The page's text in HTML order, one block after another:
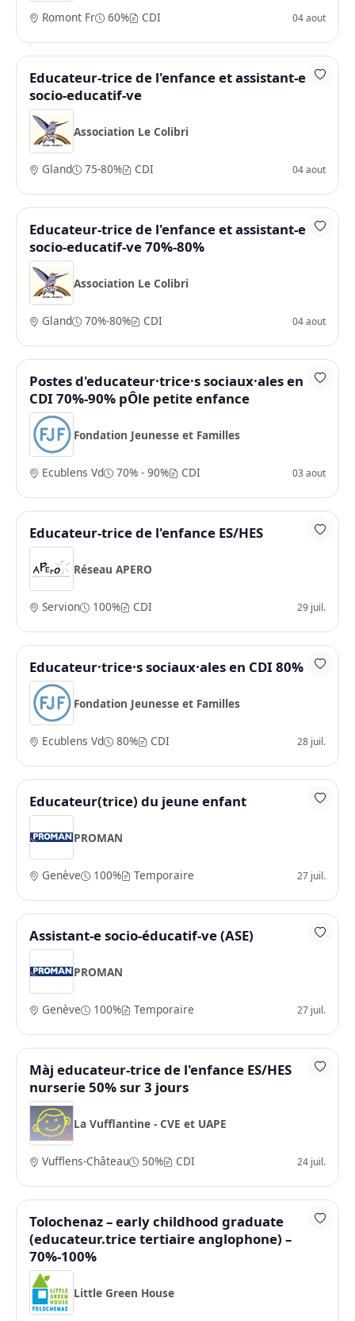
Romont Fr 60% CDI 04 aout
Educateur-trice de l'enfance et assistant-e
socio-educatif-ve
Association Le Colibri
Gland 75-80% CDI 04 aout
Educateur-trice de l'enfance et assistant-e
socio-educatif-ve 70%-80%
Association Le Colibri
Gland 70%-80% CDI 04 aout
Postes d'educateur·trice·s sociaux·ales en
CDI 70%-90% pÔle petite enfance
Fondation Jeunesse et Familles
Ecublens Vd 70% - 90% CDI 03 aout
Educateur-trice de l'enfance ES/HES
Réseau APERO
Servion 100% CDI 29 juil.
Educateur·trice·s sociaux·ales en CDI 80%
Fondation Jeunesse et Familles
Ecublens Vd 80% CDI 28 juil.
Educateur(trice) du jeune enfant
PROMAN
Genève 100% Temporaire 27 juil.
Assistant-e socio-éducatif-ve (ASE)
PROMAN
Genève 100% Temporaire 27 juil.
Màj educateur-trice de l'enfance ES/HES
nurserie 50% sur 3 jours
La Vufflantine - CVE et UAPE
Vufflens-Château 50% CDI 24 juil.
Tolochenaz – early childhood graduate
(educateur.trice tertiaire anglophone) –
70%-100%
Little Green House